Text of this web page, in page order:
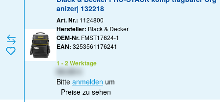
anizer| 132218
Art. Nr.: 1124800
Hersteller: Black & Decker
OEM-Nr. FMST17624-1
EAN: 3253561176241
1 - 2 Werktage
Bitte anmelden um
Preise zu sehen